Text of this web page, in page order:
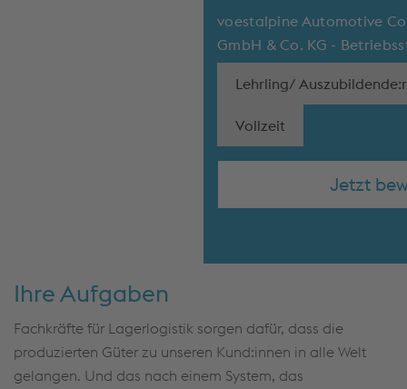
voestalpine Automotive
GmbH & Co. KG -
Lehrling/ Auszubildende:r
Vollzeit
Jetzt
Ihre Aufgaben
Fachkräfte für Lagerlogistik sorgen dafür, dass die
produzierten Güter zu unseren Kund:innen in alle Welt
gelangen. Und das nach einem System, das